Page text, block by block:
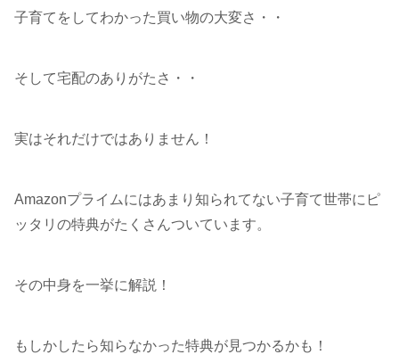
子育てをしてわかった買い物の大変さ・・
そして宅配のありがたさ・・
実はそれだけではありません！
Amazonプライムにはあまり知られてない子育て世帯にピ
ッタリの特典がたくさんついています。
その中身を一挙に解説！
もしかしたら知らなかった特典が見つかるかも！